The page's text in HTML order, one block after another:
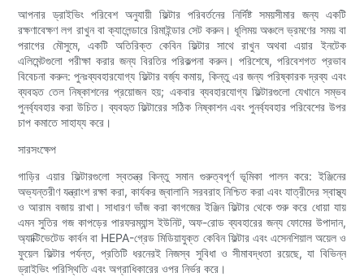
আপনার ড্রাইভিং পরিবেশ অনুযায়ী ফিল্টার পরিবর্তনের নির্দিষ্ট সময়সীমার জন্য একটি
রক্ষণাবেক্ষণ লগ রাখুন বা ক্যালেন্ডারে রিমাইন্ডার সেট করুন। ধূলিময় অঞ্চলে ভ্রমণের সময় বা
পরাগের মৌসুমে, একটি অতিরিক্ত কেবিন ফিল্টার সাথে রাখুন অথবা এয়ার ইনটেক
এলিমেন্টগুলো পরীক্ষা করার জন্য বিরতির পরিকল্পনা করুন। পরিশেষে, পরিবেশগত প্রভাব
বিবেচনা করুন: পুনঃব্যবহারযোগ্য ফিল্টার বর্জ্য কমায়, কিন্তু এর জন্য পরিষ্কারক দ্রব্য এবং
ব্যবহৃত তেল নিষ্কাশনের প্রয়োজন হয়; একবার ব্যবহারযোগ্য ফিল্টারগুলো যেখানে সম্ভব
পুনর্ব্যবহার করা উচিত। ব্যবহৃত ফিল্টারের সঠিক নিষ্কাশন এবং পুনর্ব্যবহার পরিবেশের উপর
চাপ কমাতে সাহায্য করে।
সারসংক্ষেপ
গাড়ির এয়ার ফিল্টারগুলো স্বতন্ত্র কিন্তু সমান গুরুত্বপূর্ণ ভূমিকা পালন করে: ইঞ্জিনের
অভ্যন্তরীণ যন্ত্রাংশ রক্ষা করা, কার্যকর জ্বালানি সরবরাহ নিশ্চিত করা এবং যাত্রীদের স্বাস্থ্য
ও আরাম বজায় রাখা। সাধারণ ভাঁজ করা কাগজের ইঞ্জিন ফিল্টার থেকে শুরু করে ধোয়া যায়
এমন সুতির গজ কাপড়ের পারফরম্যান্স ইউনিট, অফ-রোড ব্যবহারের জন্য ফোমের উপাদান,
অ্যাক্টিভেটেড কার্বন বা HEPA-গ্রেড মিডিয়াযুক্ত কেবিন ফিল্টার এবং এসেনশিয়াল অয়েল ও
ফুয়েল ফিল্টার পর্যন্ত, প্রতিটি ধরনেরই নিজস্ব সুবিধা ও সীমাবদ্ধতা রয়েছে, যা বিভিন্ন
ড্রাইভিং পরিস্থিতি এবং অগ্রাধিকারের ওপর নির্ভর করে।